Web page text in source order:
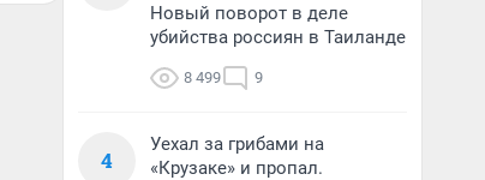
Новый поворот в деле
убийства россиян в Таиланде
8 499 9
4
Уехал за грибами на
«Крузаке» и пропал.